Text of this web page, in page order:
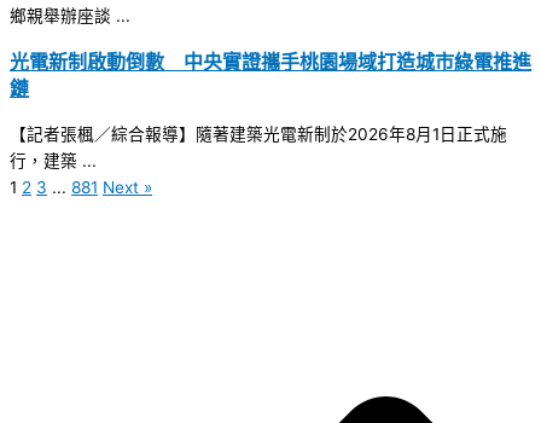
鄉親舉辦座談 ...
光電新制啟動倒數 中央實證攜手桃園場域打造城市綠電推進
鏈
【記者張楓／綜合報導】隨著建築光電新制於2026年8月1日正式施
行，建築 ...
1 2 3 ... 881 Next »